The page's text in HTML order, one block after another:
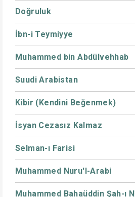
Doğruluk
İbn-i Teymiyye
Muhammed bin Abdülvehhab
Suudi Arabistan
Kibir (Kendini Beğenmek)
İsyan Cezasız Kalmaz
Selman-ı Farisi
Muhammed Nuru'l-Arabi
Muhammed Bahaüddin Şah-ı